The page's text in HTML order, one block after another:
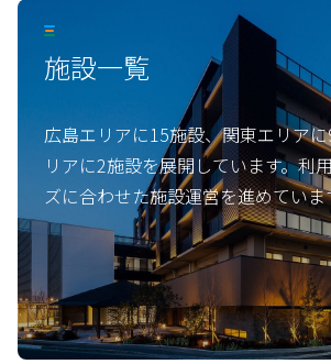
施設一覧
広島エリアに15施設、関東エリア
リアに2施設を展開しています。利
ズに合わせた施設運営を進めていま